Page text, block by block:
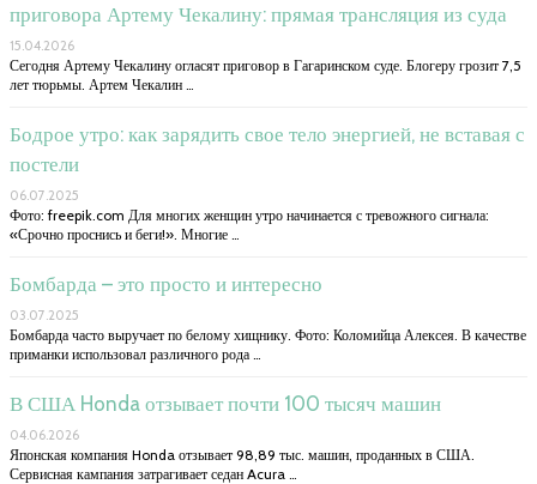
приговора Артему Чекалину: прямая трансляция из суда
15.04.2026
Сегодня Артему Чекалину огласят приговор в Гагаринском суде. Блогеру грозит 7,5
лет тюрьмы. Артем Чекалин …
Бодрое утро: как зарядить свое тело энергией, не вставая с
постели
06.07.2025
Фото: freepik.com Для многих женщин утро начинается с тревожного сигнала:
«Срочно проснись и беги!». Многие …
Бомбарда – это просто и интересно
03.07.2025
Бомбарда часто выручает по белому хищнику. Фото: Коломийца Алексея. В качестве
приманки использовал различного рода …
В США Honda отзывает почти 100 тысяч машин
04.06.2026
Японская компания Honda отзывает 98,89 тыс. машин, проданных в США.
Сервисная кампания затрагивает седан Acura …